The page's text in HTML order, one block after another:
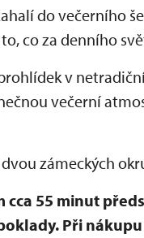
do večerního
co za denního
v
večerní
zámeckých
cca 55 minut
Při